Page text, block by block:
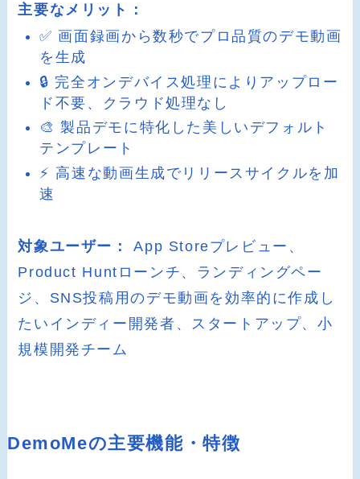
主要なメリット：
✅ 画面録画から数秒でプロ品質のデモ動画
を生成
🔒 完全オンデバイス処理によりアップロー
ド不要、クラウド処理なし
🎨 製品デモに特化した美しいデフォルト
テンプレート
⚡ 高速な動画生成でリリースサイクルを加
速
対象ユーザー：
App Storeプレビュー、
Product Huntローンチ、ランディングペー
ジ、SNS投稿用のデモ動画を効率的に作成し
たいインディー開発者、スタートアップ、小
規模開発チーム
DemoMeの主要機能・特徴